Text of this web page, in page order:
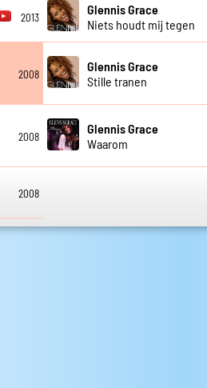
2013
Glennis Grace
Niets houdt mij tegen
2008
Glennis Grace
Stille tranen
2008
Glennis Grace
Waarom
2008